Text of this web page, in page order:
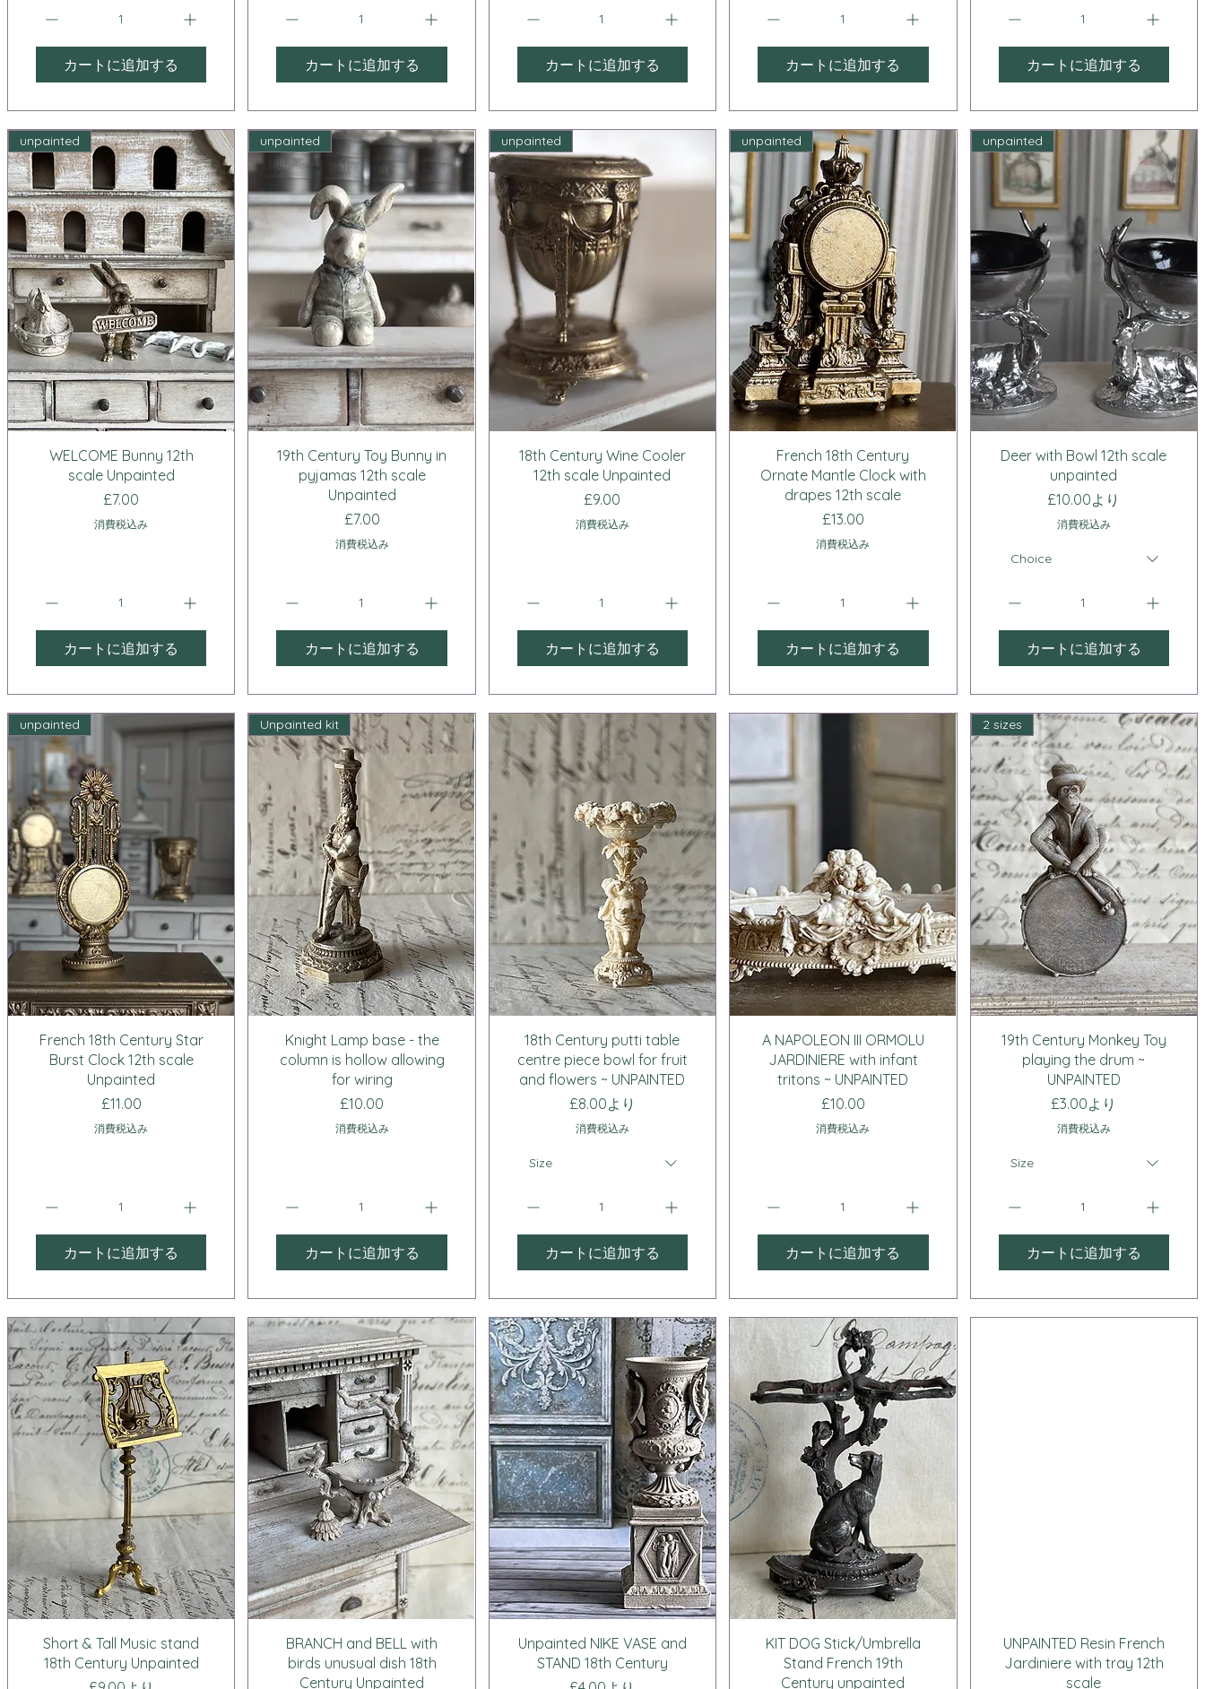
カートに追加する カートに追加する カートに追加する カートに追加する カートに追加する
クイックビュー
unpainted
WELCOME Bunny 12th
scale Unpainted
価格
£7.00
消費税込み
カートに追加する
クイックビュー
unpainted
19th Century Toy Bunny in
pyjamas 12th scale
Unpainted
価格
£7.00
消費税込み
カートに追加する
クイックビュー
unpainted
18th Century Wine Cooler
12th scale Unpainted
価格
£9.00
消費税込み
カートに追加する
クイックビュー
unpainted
French 18th Century
Ornate Mantle Clock with
drapes 12th scale
価格
£13.00
消費税込み
カートに追加する
クイックビュー
unpainted
Deer with Bowl 12th scale
unpainted
£10.00より
セール価格
消費税込み
Choice
カートに追加する
クイックビュー
unpainted
French 18th Century Star
Burst Clock 12th scale
Unpainted
価格
£11.00
消費税込み
カートに追加する
クイックビュー
Unpainted kit
Knight Lamp base - the
column is hollow allowing
for wiring
価格
£10.00
消費税込み
カートに追加する
クイックビュー
18th Century putti table
centre piece bowl for fruit
and flowers ~ UNPAINTED
£8.00より
セール価格
消費税込み
Size
カートに追加する
クイックビュー
A NAPOLEON III ORMOLU
JARDINIERE with infant
tritons ~ UNPAINTED
価格
£10.00
消費税込み
カートに追加する
クイックビュー
2 sizes
19th Century Monkey Toy
playing the drum ~
UNPAINTED
£3.00より
セール価格
消費税込み
Size
カートに追加する
クイックビュー
Short & Tall Music stand
18th Century Unpainted
クイックビュー
BRANCH and BELL with
birds unusual dish 18th
Century Unpainted
クイックビュー
Unpainted NIKE VASE and
STAND 18th Century
クイックビュー
KIT DOG Stick/Umbrella
Stand French 19th
Century unpainted
クイックビュー
UNPAINTED Resin French
Jardiniere with tray 12th
scale